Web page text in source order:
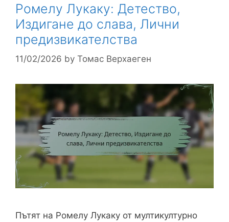
Ромелу Лукаку: Детество,
Издигане до слава, Лични
предизвикателства
11/02/2026 by Томас Верхаеген
Пътят на Ромелу Лукаку от мултикултурно